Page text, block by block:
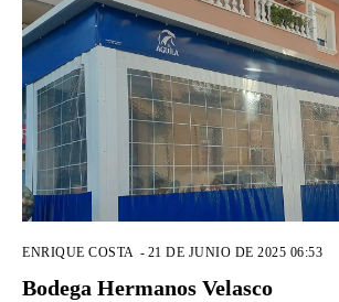
ENRIQUE COSTA - 21 DE JUNIO DE 2025 06:53
Bodega Hermanos Velasco